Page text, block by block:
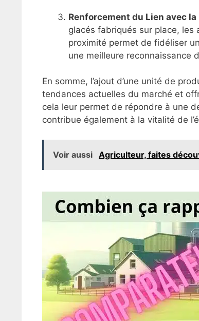
Renforcement du Lien avec la
glacés fabriqués sur place, les
proximité permet de fidéliser
une meilleure reconnaissance
En somme, l’ajout d’une unité de
tendances actuelles du marché et
cela leur permet de répondre à une
contribue également à la vitalité de
Voir aussi Agriculteur, faites